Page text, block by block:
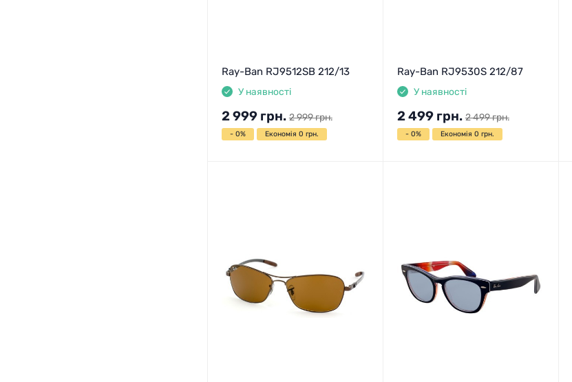
Ray-Ban RJ9512SB 212/13
У наявності
2 999 грн. 2 999грн.
- 0% Економія 0 грн.
Ray-Ban RJ9530S 212/87
У наявності
2 499 грн. 2 499грн.
- 0% Економія 0 грн.